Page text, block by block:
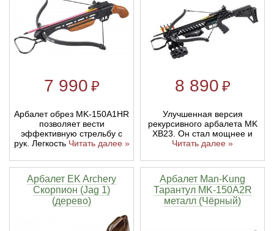
7 990 ₽
Арбалет обрез MK-150A1HR
позволяет вести
эффективную стрельбу с
рук. Легкость Читать далее »
8 890 ₽
Улучшенная версия
рекурсивного арбалета MK
XB23. Он стал мощнее и
Читать далее »
Арбалет EK Archery
Скорпион (Jag 1)
(дерево)
Арбалет Man-Kung
Тарантул MK-150A2R
металл (Чёрный)
Тетивы и тросы для арбалетов
Натяжители для арбалетов
Подставки для лука
Ремни и петли
Тетива для лука, нити
Рукоятки для лука
Плечи для лука
Нагрудники
Краги для стрельбы
Инсерты для арбалетных стрел
Инсерты для лучных стрел
Стрелы для арбалета
Стрелы для лука
Выниматели для стрел
Тычковые ножи
Непальские кукри
Ножи тактические
Ножи танто
Топоры
Топорики-томагавки
Ножи известных брендов
Механические точилки для ножей
Паста для полировки ножей